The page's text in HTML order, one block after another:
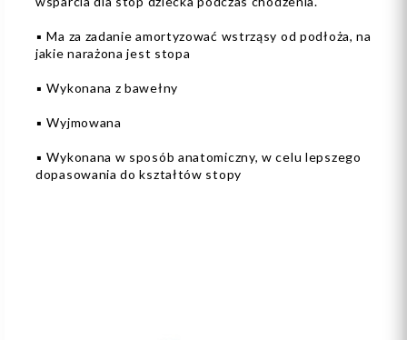
▪️ Ma za zadanie amortyzować wstrząsy od podłoża, na
jakie narażona jest stopa
▪️ Wykonana z bawełny
▪️ Wyjmowana
▪️ Wykonana w sposób anatomiczny, w celu lepszego
dopasowania do kształtów stopy